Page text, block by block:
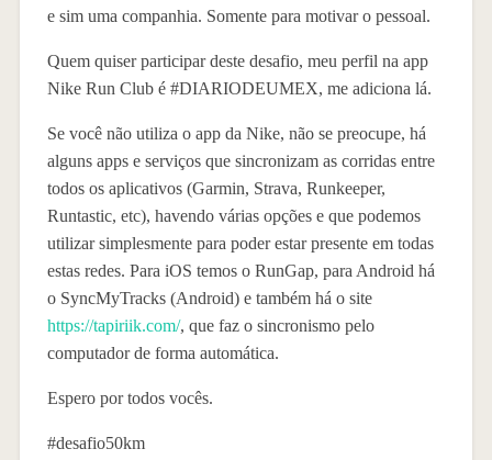
e sim uma companhia. Somente para motivar o pessoal.
Quem quiser participar deste desafio, meu perfil na app
Nike Run Club é #DIARIODEUMEX, me adiciona lá.
Se você não utiliza o app da Nike, não se preocupe, há
alguns apps e serviços que sincronizam as corridas entre
todos os aplicativos (Garmin, Strava, Runkeeper,
Runtastic, etc), havendo várias opções e que podemos
utilizar simplesmente para poder estar presente em todas
estas redes. Para iOS temos o RunGap, para Android há
o SyncMyTracks (Android) e também há o site
https://tapiriik.com/, que faz o sincronismo pelo
computador de forma automática.
Espero por todos vocês.
#desafio50km